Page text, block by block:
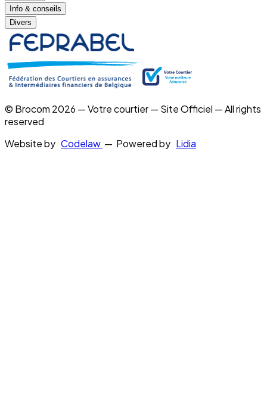
Info & conseils
Divers
© Brocom 2026 — Votre courtier — Site Officiel — All rights
reserved
Website by Codelaw — Powered by Lidia